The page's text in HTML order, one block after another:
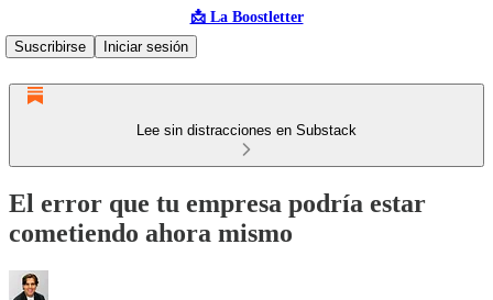
📩 La Boostletter
Suscribirse
Iniciar sesión
Lee sin distracciones en Substack
El error que tu empresa podría estar
cometiendo ahora mismo